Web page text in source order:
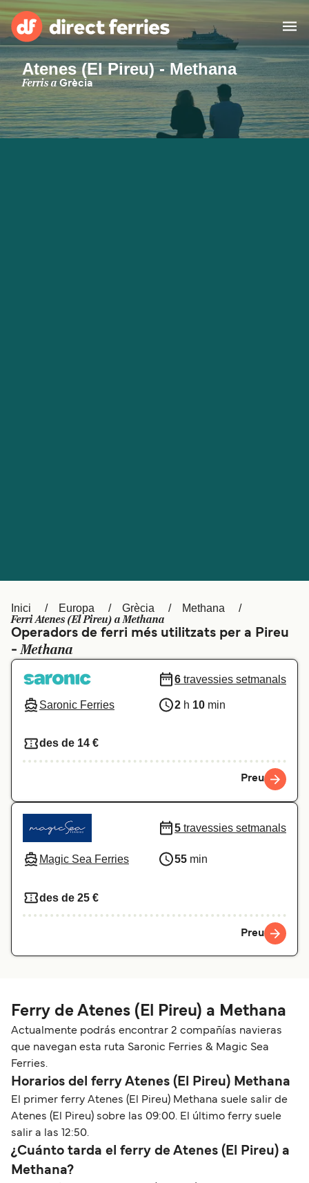
Països
Bitllets de Ferry
Ελλάδα Belgique (FR)
Polska Deutschland
Schweiz (DE) Norge
Atenes (El Pireu) - Methana
Ferris aGrècia
Inici Europa Grècia Methana
Ferri Atenes (El Pireu) a Methana
Operadors de ferri més utilitzats per a Pireu
-Methana
Saronic Ferries
6 travessies setmanals
2 h 10 min
des de 14 €
Preu
Magic Sea Ferries
5 travessies setmanals
55 min
des de 25 €
Preu
Ferry de Atenes (El Pireu) a Methana
Actualmente podrás encontrar 2 compañías navieras
que navegan esta ruta Saronic Ferries & Magic Sea
Ferries.
Horarios del ferry Atenes (El Pireu) Methana
El primer ferry Atenes (El Pireu) Methana suele salir de
Atenes (El Pireu) sobre las 09:00. El último ferry suele
salir a las 12:50.
¿Cuánto tarda el ferry de Atenes (El Pireu) a
Methana?